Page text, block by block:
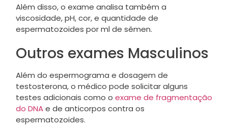
Além disso, o exame analisa também a
viscosidade, pH, cor, e quantidade de
espermatozoides por ml de sêmen.
Outros exames Masculinos
Além do espermograma e dosagem de
testosterona, o médico pode solicitar alguns
testes adicionais como o exame de fragmentação
do DNAe de anticorpos contra os
espermatozoides.